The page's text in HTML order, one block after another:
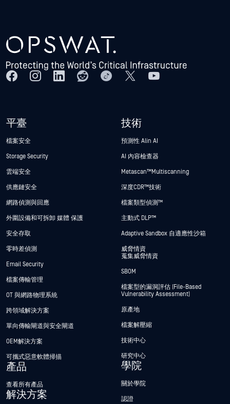
平臺
檔案安全
Storage Security
雲端安全
供應鏈安全
網路偵測與回應
外圍設備和可拆卸 媒體 保護
安全存取
零時差偵測
Email Security
檔案傳輸管理
OT 與網路物理系統
跨領域解決方案
單向傳輸閘道與安全閘道
OEM解決方案
可攜式惡意軟體掃描
產品
查看所有產品
解決方案
技術
預測性 Alin AI
AI 內容檢查器
Metascan™ Multiscanning
深度CDR™技術
檔案類型偵測™
主動式 DLP™
Adaptive Sandbox 自適應性沙箱
威脅情資
蒐集威脅情資
SBOM
檔案型的漏洞評估 (File-Based
Vulnerability Assessment)
原產地
檔案解壓縮
技術中心
研究中心
學院
關於學院
認證